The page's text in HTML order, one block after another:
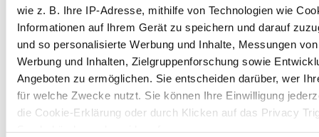
wie z. B. Ihre IP-Adresse, mithilfe von Technologien wie
Informationen auf Ihrem Gerät zu speichern und darauf
und so personalisierte Werbung und Inhalte, Messungen von
Werbung und Inhalten, Zielgruppenforschung sowie
Angeboten zu ermöglichen. Sie entscheiden darüber, wer
für welche Zwecke nutzt. Sie können Ihre Einwilligung
die Cookie-Erklärung oder durch Klicken auf das Privacy
e
n
.c
o
m
Z